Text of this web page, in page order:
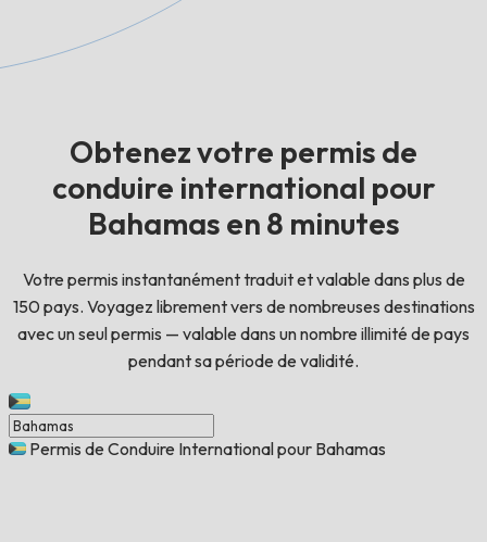
Obtenez votre permis de
conduire international pour
Bahamas en 8 minutes
Votre permis instantanément traduit et valable dans plus de
150 pays. Voyagez librement vers de nombreuses destinations
avec un seul permis — valable dans un nombre illimité de pays
pendant sa période de validité.
Permis de Conduire International pour Bahamas